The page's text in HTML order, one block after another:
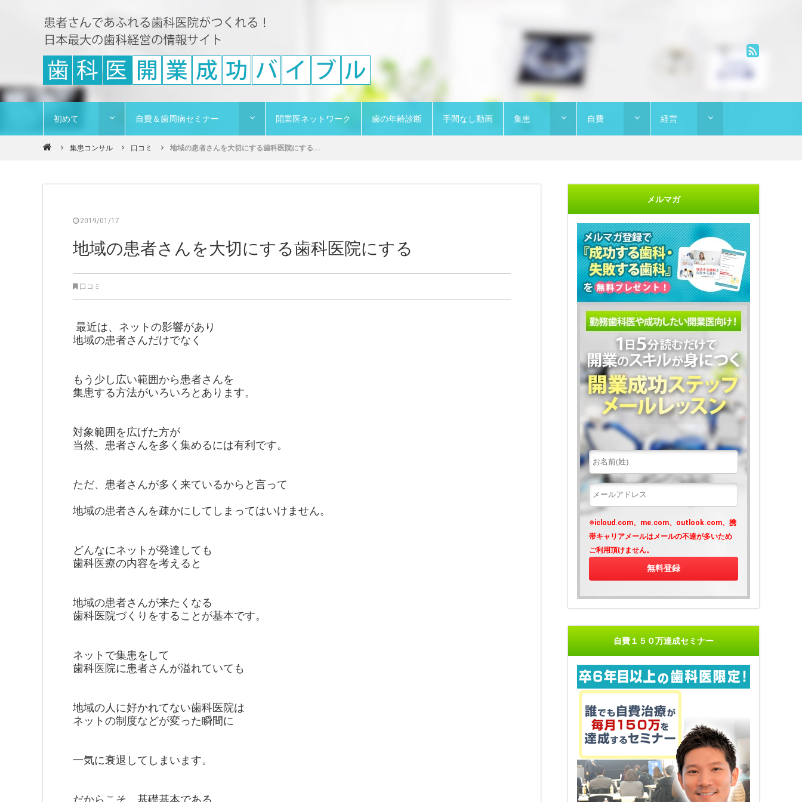
初めて 自費＆歯周病セミナー 開業医ネットワーク 歯の年齢診断 手間なし動画 集患 自費 経営
集患コンサル 口コミ 地域の患者さんを大切にする歯科医院にする...
2019/01/17
地域の患者さんを大切にする歯科医院にする
口コミ
最近は、ネットの影響があり
地域の患者さんだけでなく
もう少し広い範囲から患者さんを
集患する方法がいろいろとあります。
対象範囲を広げた方が
当然、患者さんを多く集めるには有利です。
ただ、患者さんが多く来ているから と言って
地域の患者さんを疎かに してしまってはいけません。
どんなにネットが発達しても
歯科医療の内容を考えると
地域の患者さんが来たくなる
歯科医院づくりをすることが基本です。
ネットで集患をして
歯科医院に患者さんが溢れていても
地域の人に好かれてない歯科医院は
ネットの制度などが変った瞬間に
一気に衰退してしまいます。
だからこそ、基礎基本である
メルマガ
※icloud.com、me.com、outlook.com、携
帯キャリアメールはメールの不達が多いため
ご利用頂けません。
自費１５０万達成セミナー